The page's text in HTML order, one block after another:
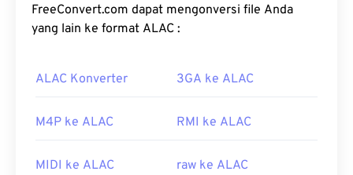
dengan beberapa versi terbaru:WMA Pro ,WMA
Lossless , danWMA Voice . WMA merupakan
WMA?
Sebagai komponen utama Windows Media
FreeConvert.com dapat mengonversi file Anda
yang lain ke format ALAC :
ALAC Konverter 3GA ke ALAC
M4P ke ALAC RMI ke ALAC
MIDI ke ALAC raw ke ALAC